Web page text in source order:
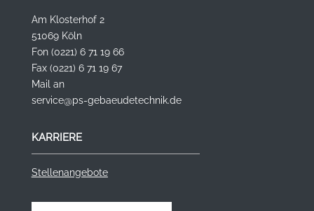
Am Klosterhof 2
51069 Köln
Fon (0221) 6 71 19 66
Fax (0221) 6 71 19 67
Mail an
service@ps-gebaeudetechnik.de
KARRIERE
Stellenangebote